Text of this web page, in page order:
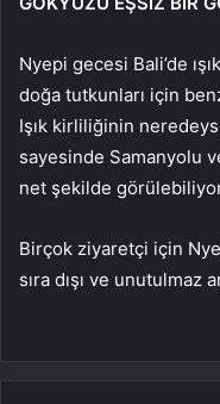
Nyepi gecesi Bali’de
doğa tutkunları için
Işık kirliliğinin
sayesinde Samanyolu
net şekilde
Birçok ziyaretçi için
sıra dışı ve unutulmaz